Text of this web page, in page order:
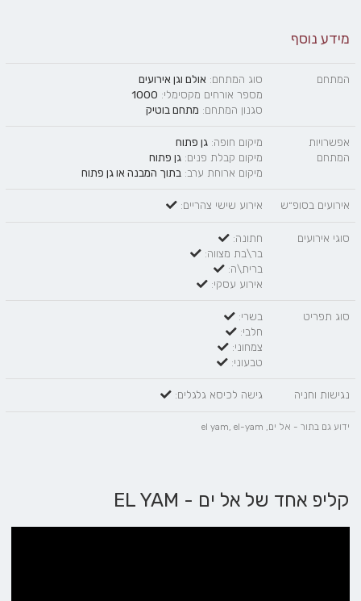
מידע נוסף
המתחם סוג המתחם: אולם וגן אירועים
מספר אורחים מקסימלי: 1000
סגנון המתחם: מתחם בוטיק
אפשרויות
המתחם
מיקום חופה:גן פתוח
מיקום קבלת פנים:גן פתוח
מיקום ארוחת ערב: בתוך המבנה אוגן פתוח
אירועים בסופ״ש אירוע שישי צהריים:
סוגי אירועים
חתונה:
בר\בת מצווה:
ברית\ה:
אירוע עסקי:
סוג תפריט
בשרי:
חלבי:
צמחוני:
טבעוני:
נגישות וחניה גישה לכיסא גלגלים:
ידוע גם בתור - אל ים, el yam, el-yam
קליפ אחד של אל ים - EL YAM